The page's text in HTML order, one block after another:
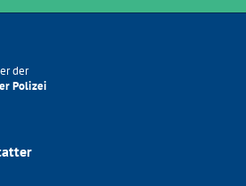
der
Polizei